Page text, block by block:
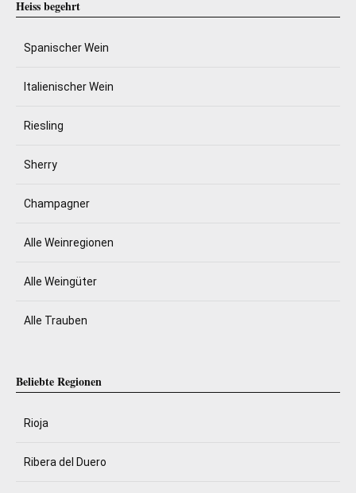
Heiss begehrt
Spanischer Wein
Italienischer Wein
Riesling
Sherry
Champagner
Alle Weinregionen
Alle Weingüter
Alle Trauben
Beliebte Regionen
Rioja
Ribera del Duero